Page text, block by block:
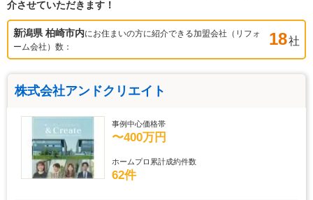
介させていただきます！
新潟県 柏崎市内にお住まいの方に紹介できる加盟会社（リフォ
ーム会社）数：
18社
株式会社アンドクリエイト
事例中心価格帯
〜400万円
ホームプロ累計成約件数
62件